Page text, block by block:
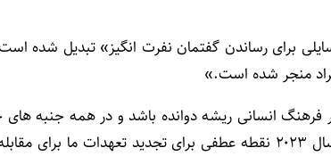
برای رساندن گفتمان نفرت انگیز» تبدیل شده
منجر شده است.»
فرهنگ انسانی ریشه دوانده باشد و در همه جنبه های
مناقشات ادغام شود»، ادامه داد:«امیدوارم سال ۲۰۲۳ نقطه عطفی برای